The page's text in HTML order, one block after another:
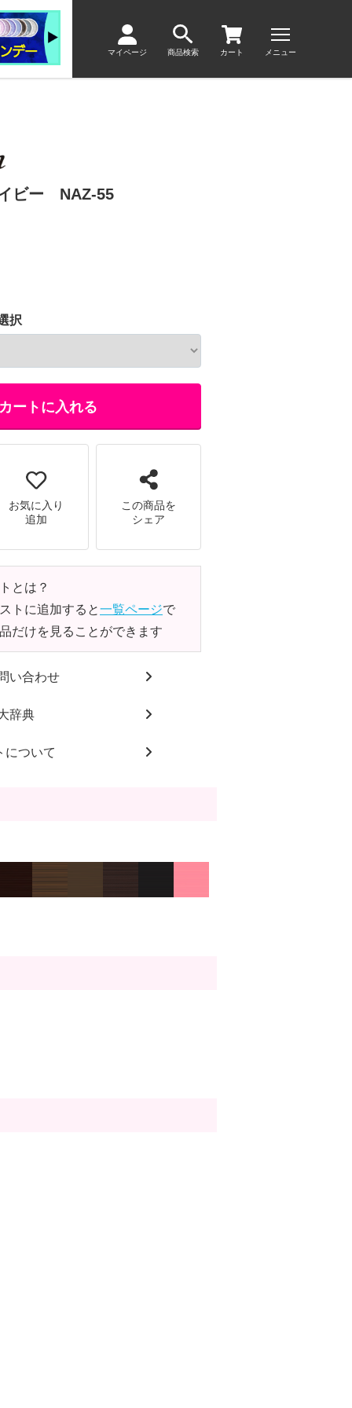
マイページ 商品検索 カート メニュー
ビー NAZ-55
択
ートに入れる
お気に入り
追加
この商品を
シェア
とは？
トに追加すると一覧ページで
だけを見ることができます
い合わせ
辞典
について